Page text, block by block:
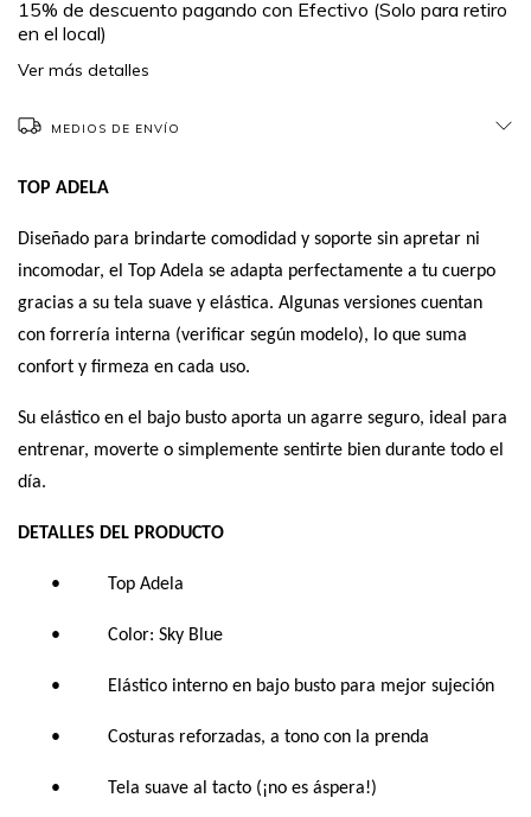
15% de descuento pagando con Efectivo (Solo para retiro
en el local)
Ver más detalles
MEDIOS DE ENVÍO
TOP ADELA
Diseñado para brindarte comodidad y soporte sin apretar ni
incomodar, el Top Adela se adapta perfectamente a tu cuerpo
gracias a su tela suave y elástica. Algunas versiones cuentan
con forrería interna (verificar según modelo), lo que suma
confort y firmeza en cada uso.
Su elástico en el bajo busto aporta un agarre seguro, ideal para
entrenar, moverte o simplemente sentirte bien durante todo el
día.
DETALLES DEL PRODUCTO
• Top Adela
• Color: Sky Blue
• Elástico interno en bajo busto para mejor sujeción
• Costuras reforzadas, a tono con la prenda
• Tela suave al tacto (¡no es áspera!)